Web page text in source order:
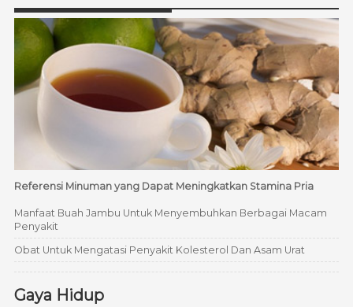
Referensi Minuman yang Dapat Meningkatkan Stamina Pria
Manfaat Buah Jambu Untuk Menyembuhkan Berbagai Macam
Penyakit
Obat Untuk Mengatasi Penyakit Kolesterol Dan Asam Urat
Gaya Hidup